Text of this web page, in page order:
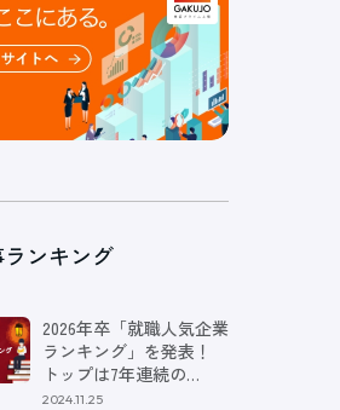
ンキング
2026年卒「就職人気企業
ランキング」を発表！
トップは7年連続の…
2024.11.25